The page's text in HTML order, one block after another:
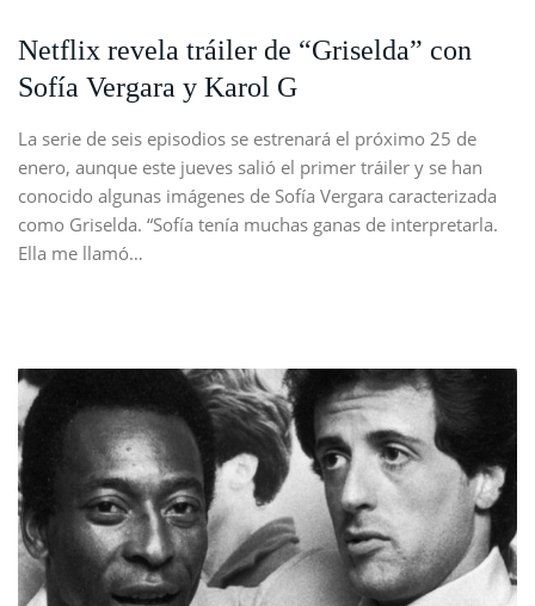
Netflix revela tráiler de “Griselda” con
Sofía Vergara y Karol G
La serie de seis episodios se estrenará el próximo 25 de
enero, aunque este jueves salió el primer tráiler y se han
conocido algunas imágenes de Sofía Vergara caracterizada
como Griselda. “Sofía tenía muchas ganas de interpretarla.
Ella me llamó…